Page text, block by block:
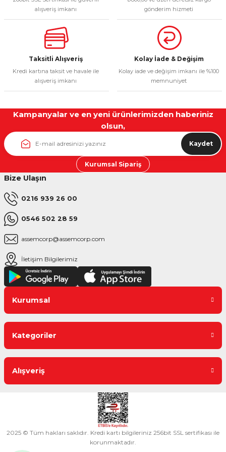
Bu ürüne benzer farklı alternatifler olmalı.
alışveriş imkanı
gönderim hizmeti
Taksitli Alışveriş
Kredi kartına taksit ve havale ile
alışveriş imkanı
Kolay İade & Değişim
Kolay iade ve değişim imkanı ile %100
memnuniyet
Kampanyalar ve en yeni ürünlerimizden haberiniz
olsun,
Kaydet
Kurumsal Sipariş
Bize Ulaşın
0216 939 26 00
0546 502 28 59
assemcorp@assemcorp.com
İletişim Bilgilerimiz
Kurumsal
Kategoriler
Alışveriş
2025 © Tüm hakları saklıdır. Kredi kartı bilgileriniz 256bit SSL sertifikası ile
korunmaktadır.